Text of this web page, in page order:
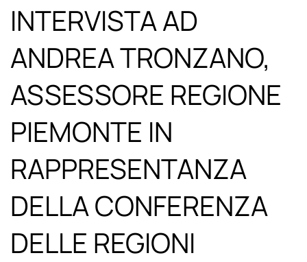
INTERVISTA AD
ANDREA TRONZANO,
ASSESSORE REGIONE
PIEMONTE IN
RAPPRESENTANZA
DELLA CONFERENZA
DELLE REGIONI